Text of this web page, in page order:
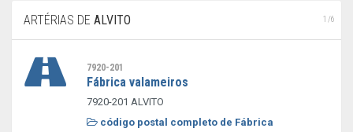
ARTÉRIAS DE ALVITO 1/6
7920-201
Fábrica valameiros
7920-201 ALVITO
código postal completo de Fábrica